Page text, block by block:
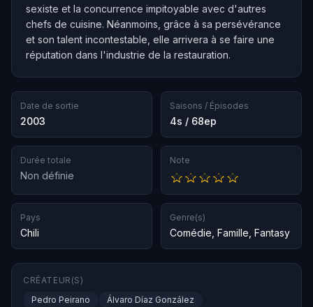
sexiste et la concurrence impitoyable avec d'autres
chefs de cuisine. Néanmoins, grâce à sa persévérance
et son talent incontestable, elle arrivera à se faire une
réputation dans l'industrie de la restauration.
Date de sortie
2003
Saisons / Épisodes
4s / 68ep
Durée totale
Non définie
Note
Pays
Chili
Genre(s)
Comédie Famille Fantasy
CRÉATEUR(S)
Pedro Peirano
Álvaro Díaz González